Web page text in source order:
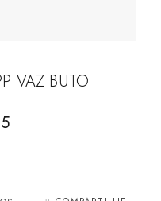
VAZ BUTO